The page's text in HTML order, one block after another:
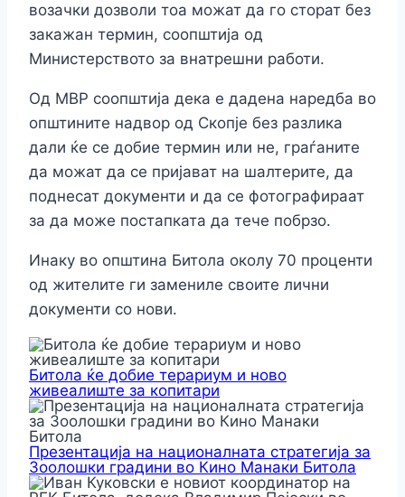
возачки дозволи тоа можат да го сторат без
закажан термин, соопштија од
Министерството за внатрешни работи.
Од МВР соопштија дека е дадена наредба во
општините надвор од Скопје без разлика
дали ќе се добие термин или не, граѓаните
да можат да се пријават на шалтерите, да
поднесат документи и да се фотографираат
за да може постапката да тече побрзо.
Инаку во општина Битола околу 70 проценти
од жителите ги замениле своите лични
документи со нови.
Битола ќе добие терариум и ново
живеалиште за копитари
Презентација на националната стратегија за
Зоолошки градини во Кино Манаки Битола